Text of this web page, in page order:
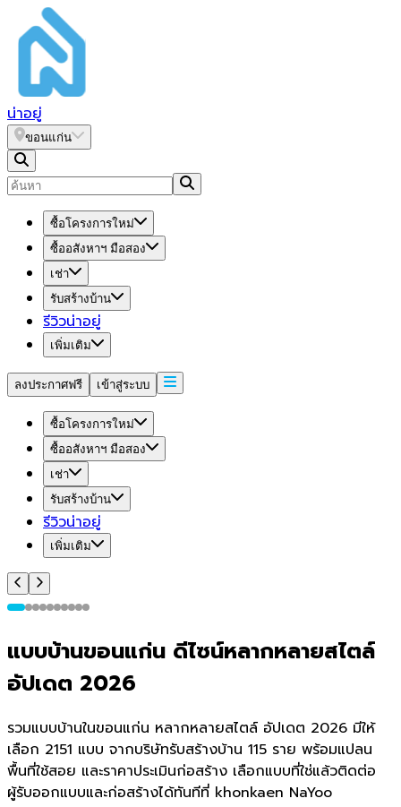
น่าอยู่
ขอนแก่น
ซื้อโครงการใหม่
ซื้ออสังหาฯ มือสอง
เช่า
รับสร้างบ้าน
รีวิวน่าอยู่
เพิ่มเติม
ลงประกาศฟรี เข้าสู่ระบบ
ซื้อโครงการใหม่
ซื้ออสังหาฯ มือสอง
เช่า
รับสร้างบ้าน
รีวิวน่าอยู่
เพิ่มเติม
แบบบ้านขอนแก่น ดีไซน์หลากหลายสไตล์
อัปเดต 2026
รวมแบบบ้านในขอนแก่น หลากหลายสไตล์ อัปเดต 2026 มีให้
เลือก 2151 แบบ จากบริษัทรับสร้างบ้าน 115 ราย พร้อมแปลน
พื้นที่ใช้สอย และราคาประเมินก่อสร้าง เลือกแบบที่ใช่แล้วติดต่อ
ผู้รับออกแบบและก่อสร้างได้ทันทีที่ khonkaen NaYoo